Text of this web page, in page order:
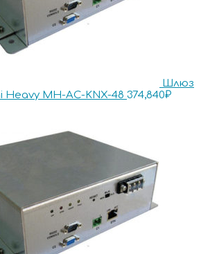
Шлюз
Heavy MH-AC-KNX-48 374,840₽